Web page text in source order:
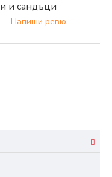
- Напиши ревю